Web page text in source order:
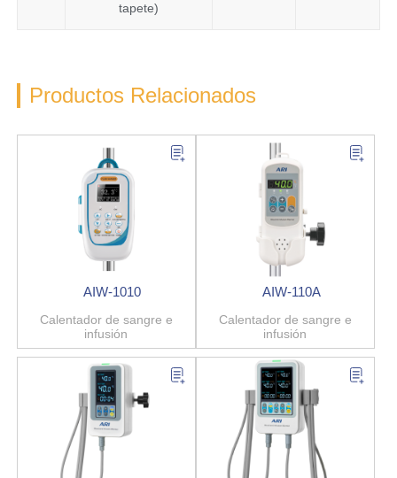
tapete)
Productos Relacionados
AIW-1010
Calentador de sangre e
infusión
AIW-110A
Calentador de sangre e
infusión